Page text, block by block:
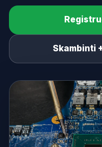
Skambinti